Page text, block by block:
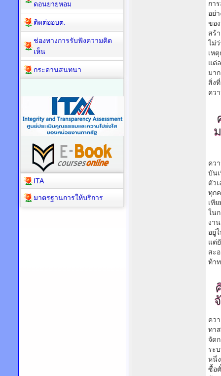
กา
อย่
ขอ
สร้
ไม่
เห
แต่
มา
สิ่ง
คว
คว
บัน
ตัว
ทุก
เที
ใน
งา
อยู่
แต่
สะ
ท้า
คว
ทา
จัด
ระ
หนึ่
ซื้อ
ดอนยายหอม
ติดต่ออบต.
ช่องทางการรับฟังความคิด
เห็น
กระดานสนทนา
ITA
มาตรฐานการให้บริการ